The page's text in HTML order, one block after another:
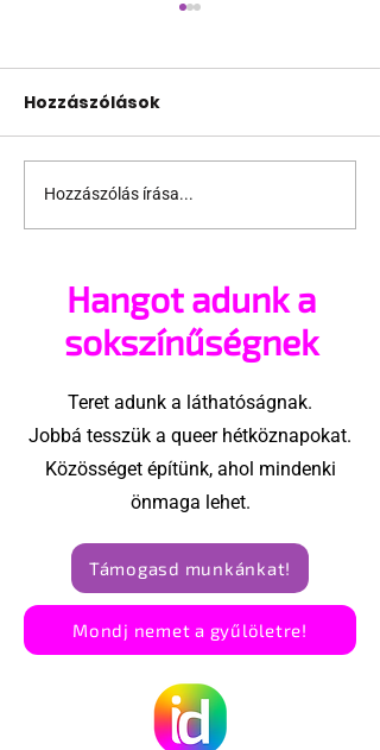
Az új megelőző-
kezelés 1 évig is
fertőzést
Hozzászólások
Hozzászólás írása...
Hangot adunk a
sokszínűségnek
Teret adunk a láthatóságnak.
Jobbá tesszük a queer hétköznapokat.
Közösséget építünk, ahol mindenki
önmaga lehet.
Támogasd munkánkat!
Mondj nemet a gyűlöletre!